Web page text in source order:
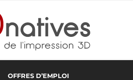
OFFRES D’EMPLOI